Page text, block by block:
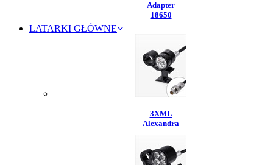
Adapter
18650
LATARKI GŁÓWNE
3XML
Alexandra